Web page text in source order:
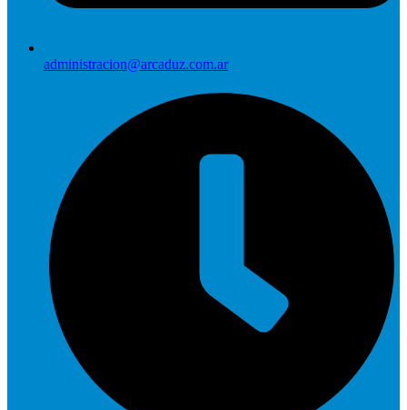
administracion@arcaduz.com.ar